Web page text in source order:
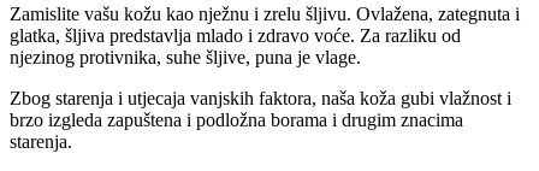
Zamislite vašu kožu kao nježnu i zrelu šljivu. Ovlažena, zategnuta i
glatka, šljiva predstavlja mlado i zdravo voće. Za razliku od
njezinog protivnika, suhe šljive, puna je vlage.
Zbog starenja i utjecaja vanjskih faktora, naša koža gubi vlažnost i
brzo izgleda zapuštena i podložna borama i drugim znacima
starenja.